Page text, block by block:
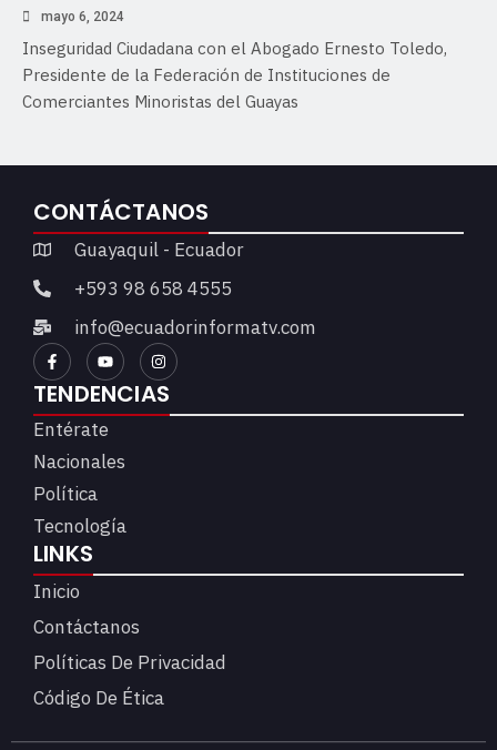
mayo 6, 2024
Inseguridad Ciudadana con el Abogado Ernesto Toledo,
Presidente de la Federación de Instituciones de
Comerciantes Minoristas del Guayas
CONTÁCTANOS
Guayaquil - Ecuador
+593 98 658 4555
info@ecuadorinformatv.com
TENDENCIAS
Entérate
Nacionales
Política
Tecnología
LINKS
Inicio
Contáctanos
Políticas De Privacidad
Código De Ética